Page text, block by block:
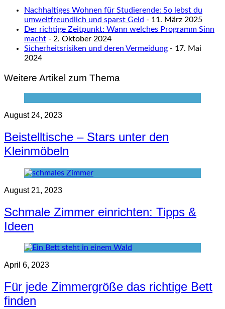
Nachhaltiges Wohnen für Studierende: So lebst du
umweltfreundlich und sparst Geld - 11. März 2025
Der richtige Zeitpunkt: Wann welches Programm Sinn
macht - 2. Oktober 2024
Sicherheitsrisiken und deren Vermeidung - 17. Mai
2024
Weitere Artikel zum Thema
August 24, 2023
Beistelltische – Stars unter den
Kleinmöbeln
August 21, 2023
Schmale Zimmer einrichten: Tipps &
Ideen
April 6, 2023
Für jede Zimmergröße das richtige Bett
finden